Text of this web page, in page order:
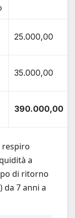
25.000,00
35.000,00
390.000,00
respiro
a
di ritorno
da 7 anni a